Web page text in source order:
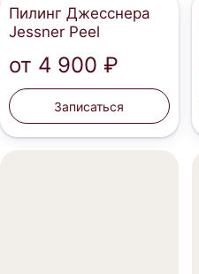
Пилинг Джесснера
Jessner Peel
от 4 900 ₽
Записаться